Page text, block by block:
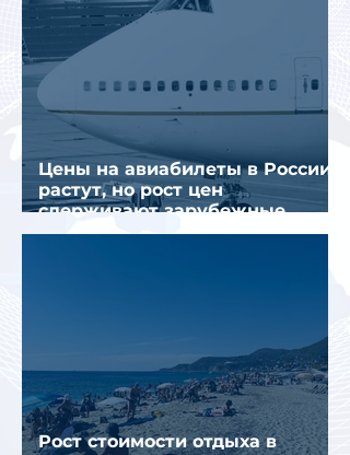
Цены на авиабилеты в России
растут, но рост цен
сдерживают зарубежные
конкуренты
Рост стоимости отдыха в